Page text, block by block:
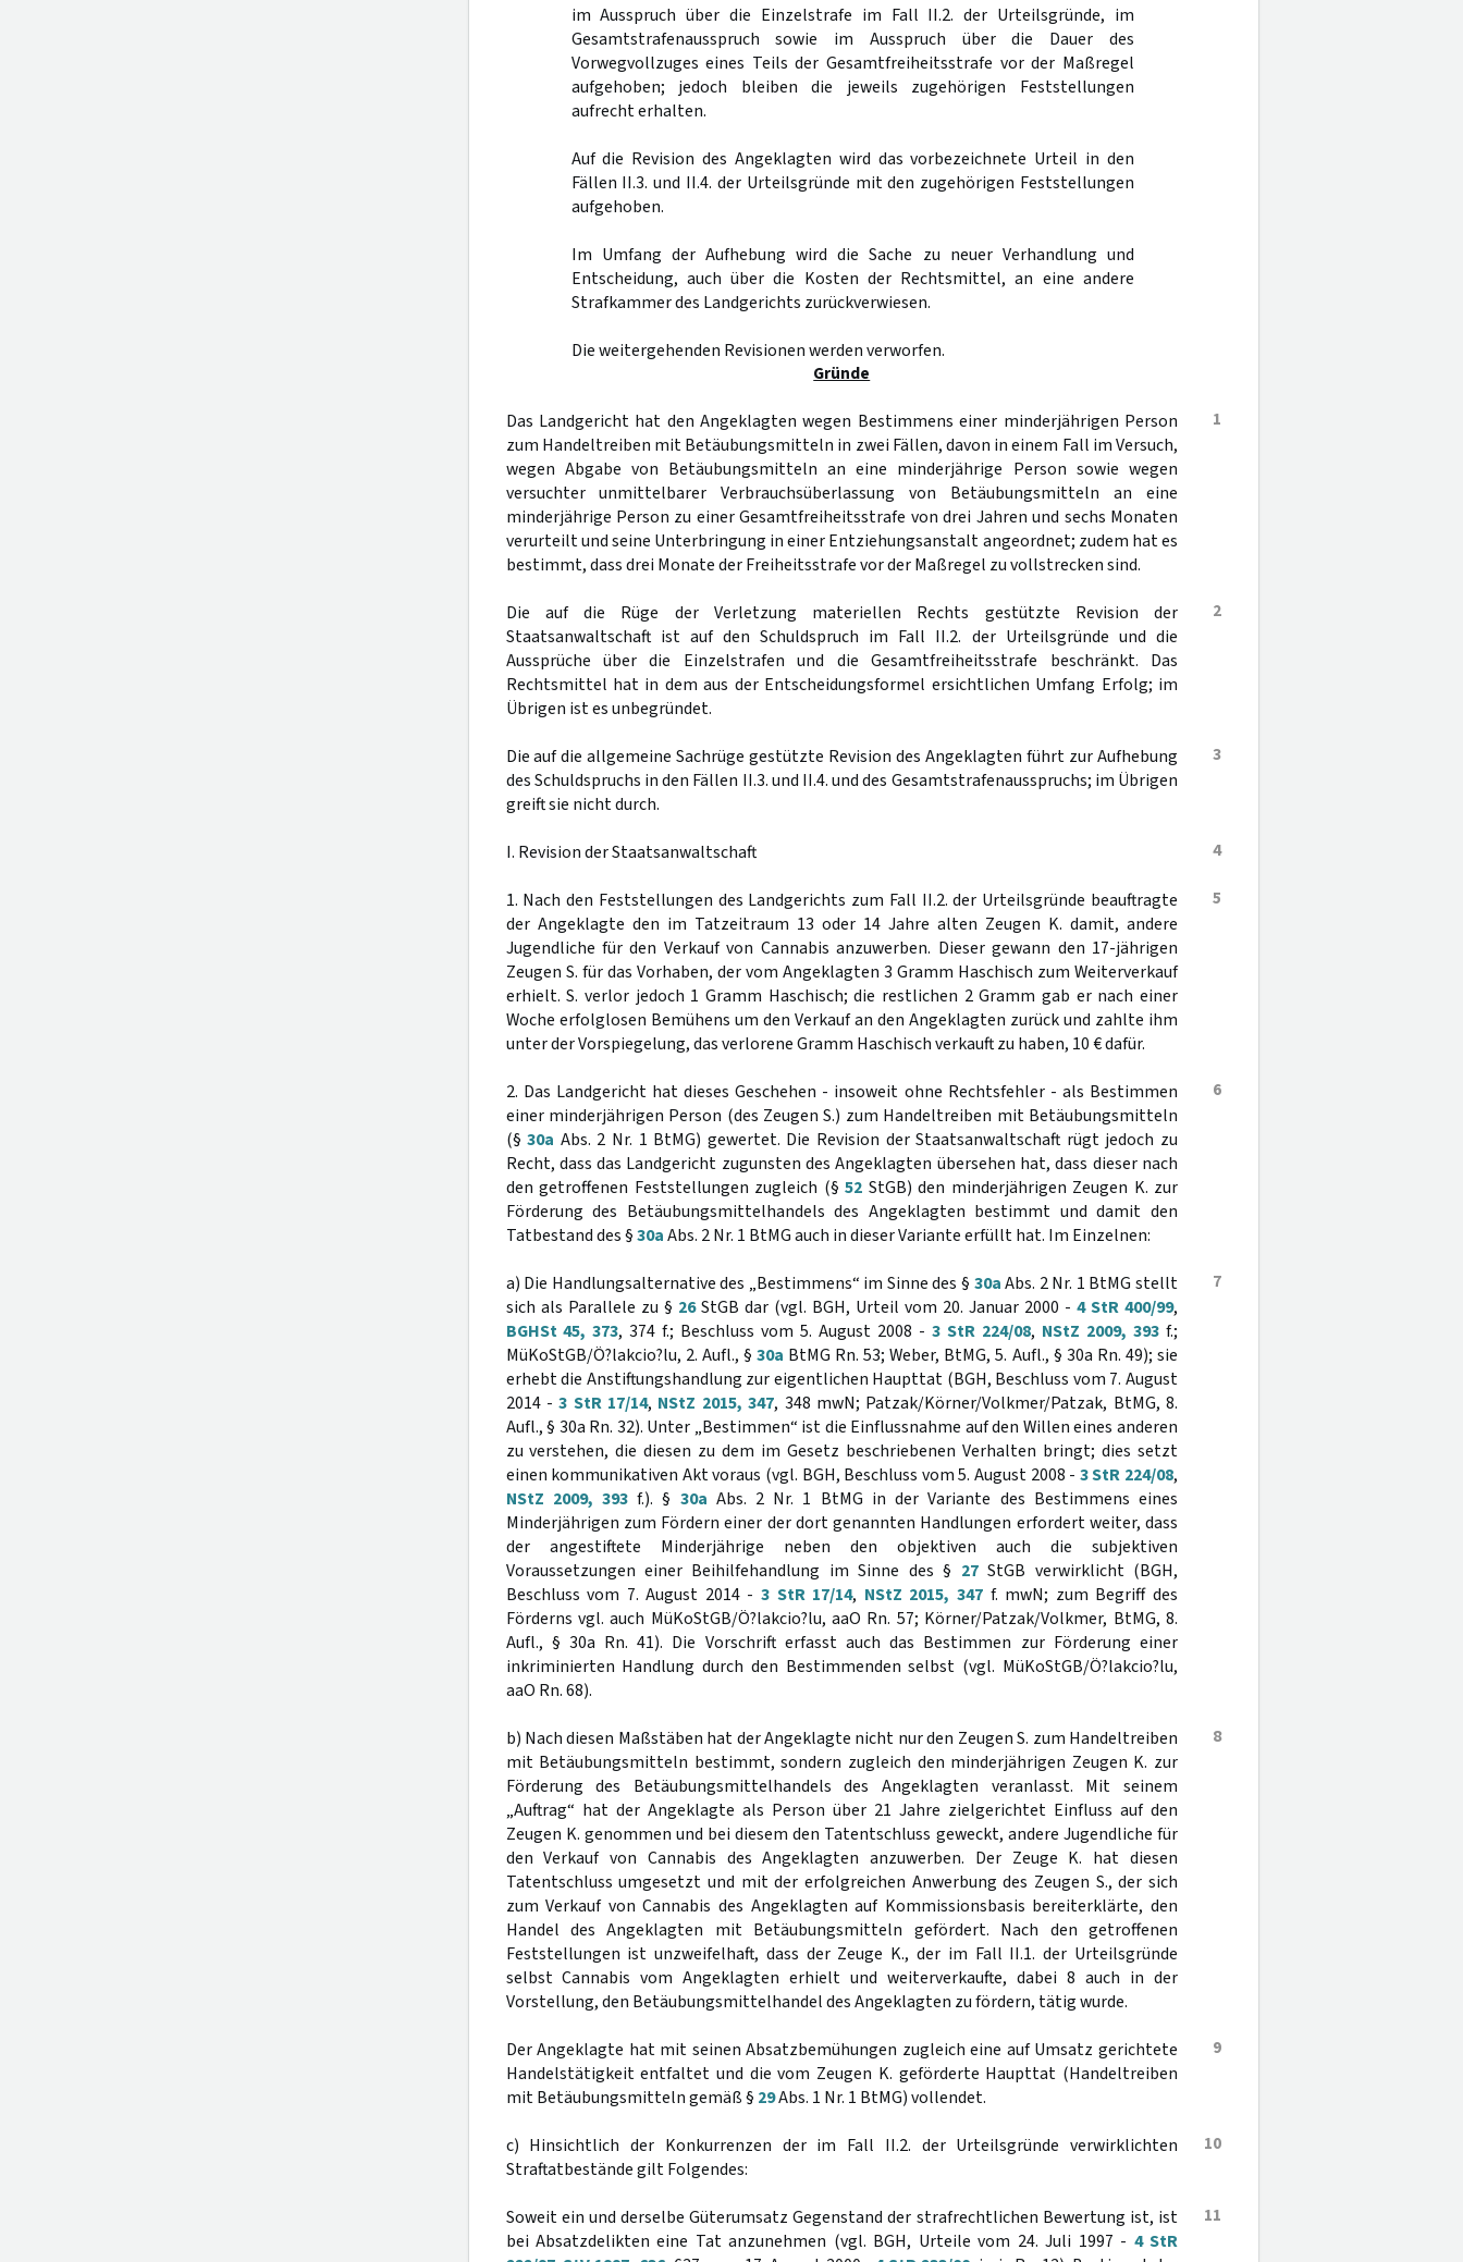
im Ausspruch über die Einzelstrafe im Fall II.2. der Urteilsgründe, im
Gesamtstrafenausspruch sowie im Ausspruch über die Dauer des
Vorwegvollzuges eines Teils der Gesamtfreiheitsstrafe vor der Maßregel
aufgehoben; jedoch bleiben die jeweils zugehörigen Feststellungen
aufrecht erhalten.
Auf die Revision des Angeklagten wird das vorbezeichnete Urteil in den
Fällen II.3. und II.4. der Urteilsgründe mit den zugehörigen Feststellungen
aufgehoben.
Im Umfang der Aufhebung wird die Sache zu neuer Verhandlung und
Entscheidung, auch über die Kosten der Rechtsmittel, an eine andere
Strafkammer des Landgerichts zurückverwiesen.
Die weitergehenden Revisionen werden verworfen.
Gründe
1
Das Landgericht hat den Angeklagten wegen Bestimmens einer minderjährigen Person
zum Handeltreiben mit Betäubungsmitteln in zwei Fällen, davon in einem Fall im Versuch,
wegen Abgabe von Betäubungsmitteln an eine minderjährige Person sowie wegen
versuchter unmittelbarer Verbrauchsüberlassung von Betäubungsmitteln an eine
minderjährige Person zu einer Gesamtfreiheitsstrafe von drei Jahren und sechs Monaten
verurteilt und seine Unterbringung in einer Entziehungsanstalt angeordnet; zudem hat es
bestimmt, dass drei Monate der Freiheitsstrafe vor der Maßregel zu vollstrecken sind.
2
Die auf die Rüge der Verletzung materiellen Rechts gestützte Revision der
Staatsanwaltschaft ist auf den Schuldspruch im Fall II.2. der Urteilsgründe und die
Aussprüche über die Einzelstrafen und die Gesamtfreiheitsstrafe beschränkt. Das
Rechtsmittel hat in dem aus der Entscheidungsformel ersichtlichen Umfang Erfolg; im
Übrigen ist es unbegründet.
3
Die auf die allgemeine Sachrüge gestützte Revision des Angeklagten führt zur Aufhebung
des Schuldspruchs in den Fällen II.3. und II.4. und des Gesamtstrafenausspruchs; im Übrigen
greift sie nicht durch.
4
I. Revision der Staatsanwaltschaft
5
1. Nach den Feststellungen des Landgerichts zum Fall II.2. der Urteilsgründe beauftragte
der Angeklagte den im Tatzeitraum 13 oder 14 Jahre alten Zeugen K. damit, andere
Jugendliche für den Verkauf von Cannabis anzuwerben. Dieser gewann den 17-jährigen
Zeugen S. für das Vorhaben, der vom Angeklagten 3 Gramm Haschisch zum Weiterverkauf
erhielt. S. verlor jedoch 1 Gramm Haschisch; die restlichen 2 Gramm gab er nach einer
Woche erfolglosen Bemühens um den Verkauf an den Angeklagten zurück und zahlte ihm
unter der Vorspiegelung, das verlorene Gramm Haschisch verkauft zu haben, 10 € dafür.
6
2. Das Landgericht hat dieses Geschehen - insoweit ohne Rechtsfehler - als Bestimmen
einer minderjährigen Person (des Zeugen S.) zum Handeltreiben mit Betäubungsmitteln
(§30a Abs. 2 Nr. 1 BtMG) gewertet. Die Revision der Staatsanwaltschaft rügt jedoch zu
Recht, dass das Landgericht zugunsten des Angeklagten übersehen hat, dass dieser nach
den getroffenen Feststellungen zugleich (§ 52 StGB) den minderjährigen Zeugen K. zur
Förderung des Betäubungsmittelhandels des Angeklagten bestimmt und damit den
Tatbestand des §30aAbs. 2 Nr. 1 BtMG auch in dieser Variante erfüllt hat. Im Einzelnen:
7
a) Die Handlungsalternative des „Bestimmens“ im Sinne des § 30aAbs. 2 Nr. 1 BtMG stellt
sich als Parallele zu § 26StGB dar (vgl. BGH, Urteil vom 20. Januar 2000 - 4 StR 400/99,
BGHSt 45, 373, 374 f.; Beschluss vom 5. August 2008 -3 StR 224/08, NStZ 2009, 393 f.;
MüKoStGB/Ö?lakcio?lu, 2. Aufl., § 30a BtMG Rn. 53; Weber, BtMG, 5. Aufl., § 30a Rn. 49); sie
erhebt die Anstiftungshandlung zur eigentlichen Haupttat (BGH, Beschluss vom 7. August
2014 -3 StR 17/14, NStZ 2015, 347, 348 mwN; Patzak/Körner/Volkmer/Patzak, BtMG, 8.
Aufl., § 30a Rn. 32). Unter „Bestimmen“ ist die Einflussnahme auf den Willen eines anderen
zu verstehen, die diesen zu dem im Gesetz beschriebenen Verhalten bringt; dies setzt
einen kommunikativen Akt voraus (vgl. BGH, Beschluss vom 5. August 2008 - 3 StR 224/08,
NStZ 2009, 393f.). § 30a Abs. 2 Nr. 1 BtMG in der Variante des Bestimmens eines
Minderjährigen zum Fördern einer der dort genannten Handlungen erfordert weiter, dass
der angestiftete Minderjährige neben den objektiven auch die subjektiven
Voraussetzungen einer Beihilfehandlung im Sinne des § 27StGB verwirklicht (BGH,
Beschluss vom 7. August 2014 -3 StR 17/14, NStZ 2015, 347 f. mwN; zum Begriff des
Förderns vgl. auch MüKoStGB/Ö?lakcio?lu, aaO Rn. 57; Körner/Patzak/Volkmer, BtMG, 8.
Aufl., § 30a Rn. 41). Die Vorschrift erfasst auch das Bestimmen zur Förderung einer
inkriminierten Handlung durch den Bestimmenden selbst (vgl. MüKoStGB/Ö?lakcio?lu,
aaO Rn. 68).
8
b) Nach diesen Maßstäben hat der Angeklagte nicht nur den Zeugen S. zum Handeltreiben
mit Betäubungsmitteln bestimmt, sondern zugleich den minderjährigen Zeugen K. zur
Förderung des Betäubungsmittelhandels des Angeklagten veranlasst. Mit seinem
„Auftrag“ hat der Angeklagte als Person über 21 Jahre zielgerichtet Einfluss auf den
Zeugen K. genommen und bei diesem den Tatentschluss geweckt, andere Jugendliche für
den Verkauf von Cannabis des Angeklagten anzuwerben. Der Zeuge K. hat diesen
Tatentschluss umgesetzt und mit der erfolgreichen Anwerbung des Zeugen S., der sich
zum Verkauf von Cannabis des Angeklagten auf Kommissionsbasis bereiterklärte, den
Handel des Angeklagten mit Betäubungsmitteln gefördert. Nach den getroffenen
Feststellungen ist unzweifelhaft, dass der Zeuge K., der im Fall II.1. der Urteilsgründe
selbst Cannabis vom Angeklagten erhielt und weiterverkaufte, dabei 8 auch in der
Vorstellung, den Betäubungsmittelhandel des Angeklagten zu fördern, tätig wurde.
9
Der Angeklagte hat mit seinen Absatzbemühungen zugleich eine auf Umsatz gerichtete
Handelstätigkeit entfaltet und die vom Zeugen K. geförderte Haupttat (Handeltreiben
mit Betäubungsmitteln gemäß § 29Abs. 1 Nr. 1 BtMG) vollendet.
10
c) Hinsichtlich der Konkurrenzen der im Fall II.2. der Urteilsgründe verwirklichten
Straftatbestände gilt Folgendes:
11
Soweit ein und derselbe Güterumsatz Gegenstand der strafrechtlichen Bewertung ist, ist
bei Absatzdelikten eine Tat anzunehmen (vgl. BGH, Urteile vom 24. Juli 1997 - 4 StR